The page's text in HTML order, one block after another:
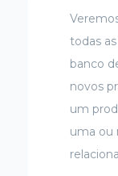
todas
banco
novos
um
uma ou